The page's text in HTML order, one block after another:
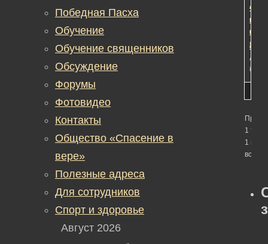
и
in:
4
1
1 по 1
всего)
Победная Пасха
Обучение
Обучение священников
Обсуждение
Форумы
Фотовидео
Контакты
Общество «Спасение в
вере»
Полезные адреса
Для сотрудников
Спорт и здоровье
Август 2026